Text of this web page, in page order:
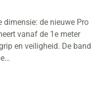
dimensie: de nieuwe Pro
vanaf de 1e meter
en veiligheid. De band